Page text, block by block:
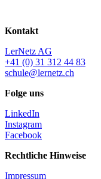
Kontakt
LerNetz AG
+41 (0) 31 312 44 83
schule@lernetz.ch
Folge uns
LinkedIn
Instagram
Facebook
Rechtliche Hinweise
Impressum